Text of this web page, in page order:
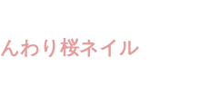
わり桜ネイル